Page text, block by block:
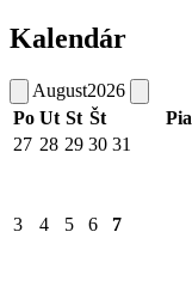
Kalendár
August2026
Po Ut St Št Pia
27 28 29 30 31
3 4 5 6 7